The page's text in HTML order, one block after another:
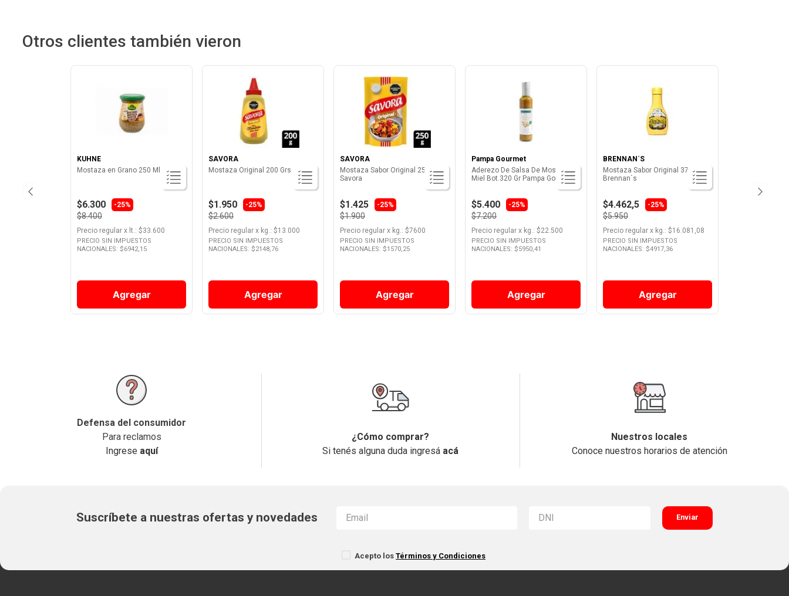
Otros clientes también vieron
KUHNE
Mostaza en Grano 250 Ml Kuhne
$6.300 -25%
$8.400
Precio regular x lt. : $33.600
PRECIO SIN IMPUESTOS
NACIONALES: $6942,15
Agregar
SAVORA
Mostaza Original 200 Grs Savora
$1.950 -25%
$2.600
Precio regular x kg. : $13.000
PRECIO SIN IMPUESTOS
NACIONALES: $2148,76
Agregar
SAVORA
Mostaza Sabor Original 250 Grs
Savora
$1.425 -25%
$1.900
Precio regular x kg. : $7600
PRECIO SIN IMPUESTOS
NACIONALES: $1570,25
Agregar
Pampa Gourmet
Aderezo De Salsa De Mostaza Y
Miel Bot.320 Gr Pampa Gourmet
$5.400 -25%
$7.200
Precio regular x kg. : $22.500
PRECIO SIN IMPUESTOS
NACIONALES: $5950,41
Agregar
BRENNAN´S
Mostaza Sabor Original 370 Grs
Brennan´s
$4.462,5 -25%
$5.950
Precio regular x kg. : $16.081,08
PRECIO SIN IMPUESTOS
NACIONALES: $4917,36
Agregar
Defensa del consumidor
Para reclamos
Ingrese aquí
¿Cómo comprar?
Si tenés alguna duda ingresá acá
Nuestros locales
Conoce nuestros horarios de atención
Suscríbete a nuestras ofertas y novedades Enviar
Acepto losTérminos y Condiciones